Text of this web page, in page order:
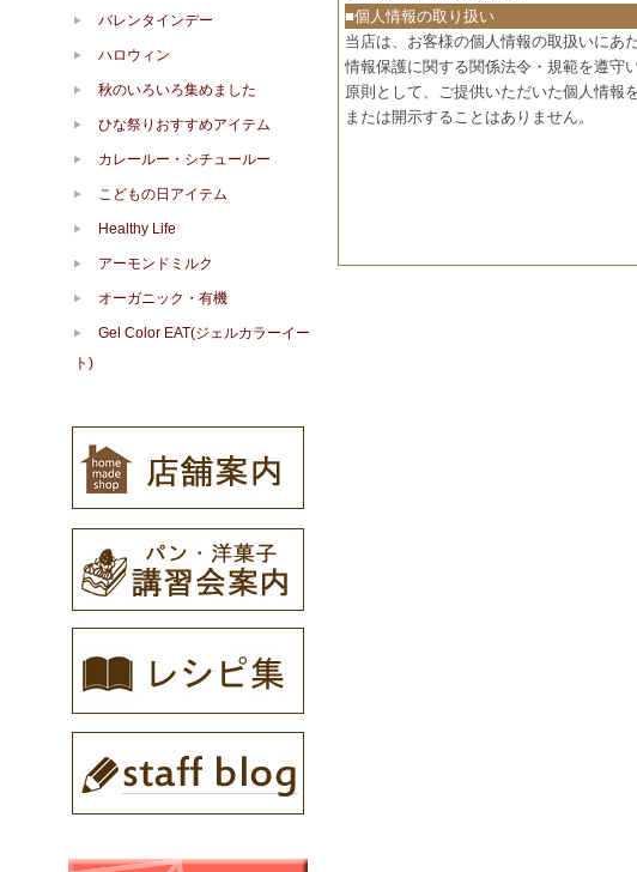
■個人情報の取り扱い
当店は、お客様の個人情報の取扱いにあ
情報保護に関する関係法令・規範を遵守
原則として、ご提供いただいた個人情報
または開示することはありません。
バレンタインデー
ハロウィン
秋のいろいろ集めました
ひな祭りおすすめアイテム
カレールー・シチュールー
こどもの日アイテム
Healthy Life
アーモンドミルク
オーガニック・有機
Gel Color EAT(ジェルカラーイー
ト)